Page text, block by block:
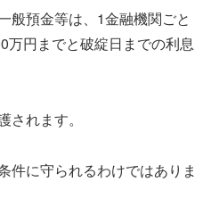
般預金等は、1金融機関ごと
万円までと破綻日までの利息
されます。
件に守られるわけではありま